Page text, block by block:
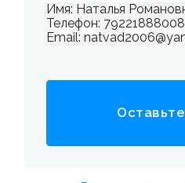
Имя: Наталья
Телефон: 79221888008
Email: